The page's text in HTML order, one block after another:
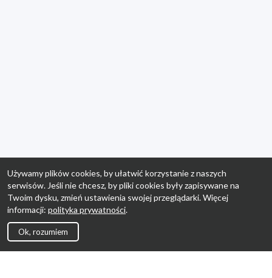
Używamy plików cookies, by ułatwić korzystanie z naszych
serwisów. Jeśli nie chcesz, by pliki cookies były zapisywane na
Twoim dysku, zmień ustawienia swojej przeglądarki. Więcej
informacji: polityka prywatności.
Ok, rozumiem